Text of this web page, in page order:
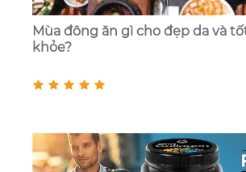
Mùa đông ăn gì cho đẹp da và
khỏe?